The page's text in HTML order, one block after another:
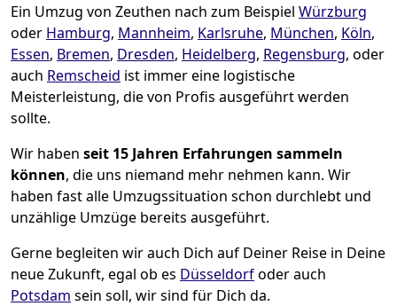
Ein Umzug von Zeuthen nach zum Beispiel Würzburg
oder Hamburg, Mannheim, Karlsruhe, München, Köln,
Essen, Bremen, Dresden, Heidelberg, Regensburg, oder
auch Remscheid ist immer eine logistische
Meisterleistung, die von Profis ausgeführt werden
sollte.
Wir haben seit 15 Jahren Erfahrungen sammeln
können, die uns niemand mehr nehmen kann. Wir
haben fast alle Umzugssituation schon durchlebt und
unzählige Umzüge bereits ausgeführt.
Gerne begleiten wir auch Dich auf Deiner Reise in Deine
neue Zukunft, egal ob es Düsseldorfoder auch
Potsdam sein soll, wir sind für Dich da.